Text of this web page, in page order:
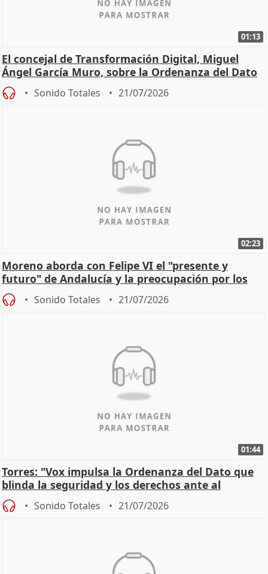
01:13
El concejal de Transformación Digital, Miguel
Ángel García Muro, sobre la Ordenanza del Dato
Sonido Totales 21/07/2026
02:23
Moreno aborda con Felipe VI el "presente y
futuro" de Andalucía y la preocupación por los
incendios
Sonido Totales 21/07/2026
01:44
Torres: "Vox impulsa la Ordenanza del Dato que
blinda la seguridad y los derechos ante al
control"
Sonido Totales 21/07/2026